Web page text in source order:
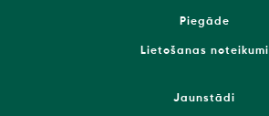
Piegāde
Lietošanas noteikumi
Jaunstādi